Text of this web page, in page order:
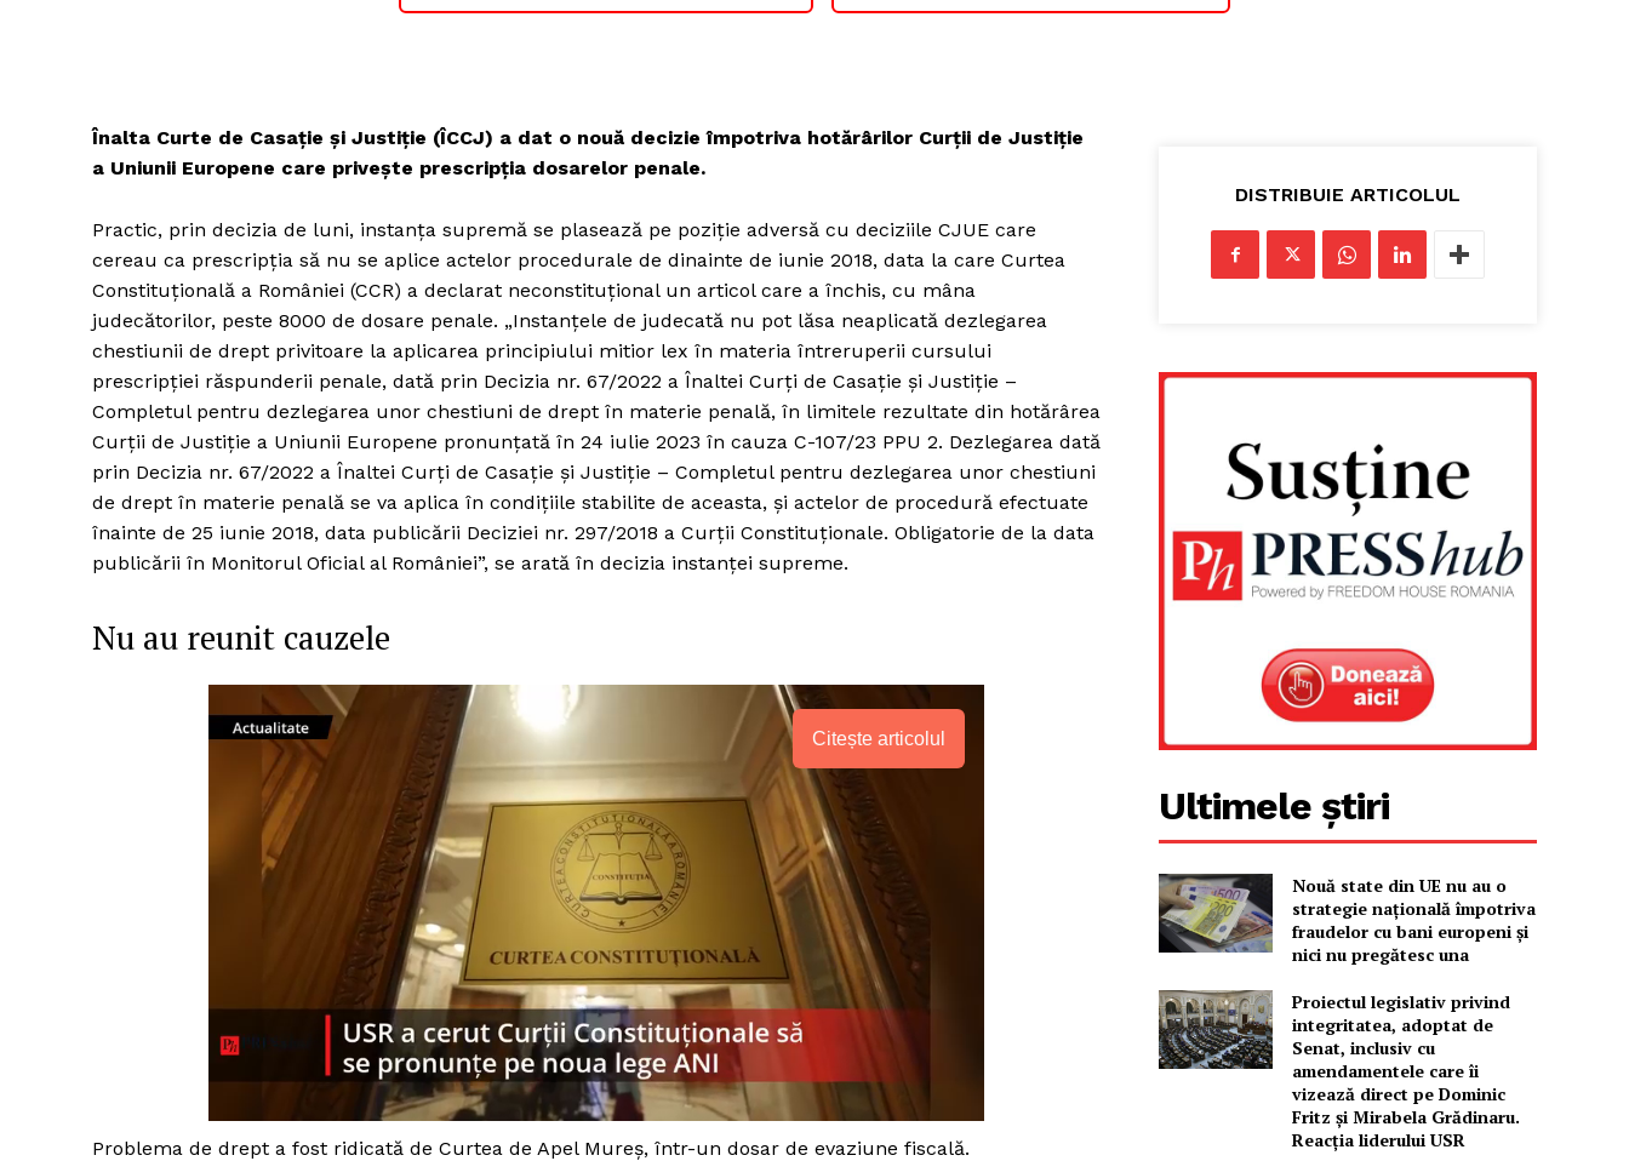
Înalta Curte de Casație și Justiție (ÎCCJ) a dat o nouă decizie împotriva hotărârilor Curții de Justiție
a Uniunii Europene care privește prescripția dosarelor penale.
Practic, prin decizia de luni, instanța supremă se plasează pe poziție adversă cu deciziile CJUE care
cereau ca prescripția să nu se aplice actelor procedurale de dinainte de iunie 2018, data la care Curtea
Constituțională a României (CCR) a declarat neconstituțional un articol care a închis, cu mâna
judecătorilor, peste 8000 de dosare penale. „Instanţele de judecată nu pot lăsa neaplicată dezlegarea
chestiunii de drept privitoare la aplicarea principiului mitior lex în materia întreruperii cursului
prescripţiei răspunderii penale, dată prin Decizia nr. 67/2022 a Înaltei Curţi de Casaţie şi Justiţie –
Completul pentru dezlegarea unor chestiuni de drept în materie penală, în limitele rezultate din hotărârea
Curţii de Justiţie a Uniunii Europene pronunţată în 24 iulie 2023 în cauza C-107/23 PPU 2. Dezlegarea dată
prin Decizia nr. 67/2022 a Înaltei Curți de Casație și Justiție – Completul pentru dezlegarea unor chestiuni
de drept în materie penală se va aplica în condițiile stabilite de aceasta, și actelor de procedură efectuate
înainte de 25 iunie 2018, data publicării Deciziei nr. 297/2018 a Curții Constituționale. Obligatorie de la data
publicării în Monitorul Oficial al României”, se arată în decizia instanței supreme.
Nu au reunit cauzele
Citește articolul
Problema de drept a fost ridicată de Curtea de Apel Mureș, într-un dosar de evaziune fiscală.
DISTRIBUIE ARTICOLUL
Ultimele știri
Nouă state din UE nu au o
strategie națională împotriva
fraudelor cu bani europeni și
nici nu pregătesc una
Proiectul legislativ privind
integritatea, adoptat de
Senat, inclusiv cu
amendamentele care îi
vizează direct pe Dominic
Fritz și Mirabela Grădinaru.
Reacția liderului USR